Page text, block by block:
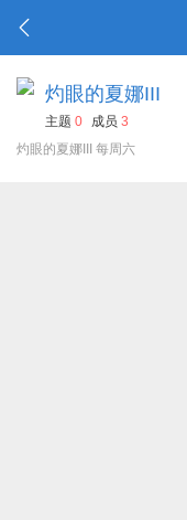
灼眼的夏娜III
主题 0 成员 3
灼眼的夏娜III 每周六